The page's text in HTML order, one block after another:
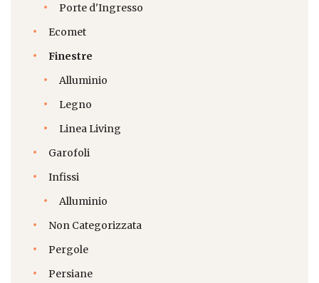
Porte d'Ingresso
Ecomet
Finestre
Alluminio
Legno
Linea Living
Garofoli
Infissi
Alluminio
Non Categorizzata
Pergole
Persiane